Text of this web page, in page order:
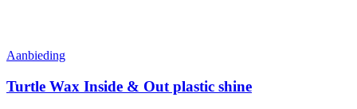
Aanbieding
Turtle Wax Inside & Out plastic shine